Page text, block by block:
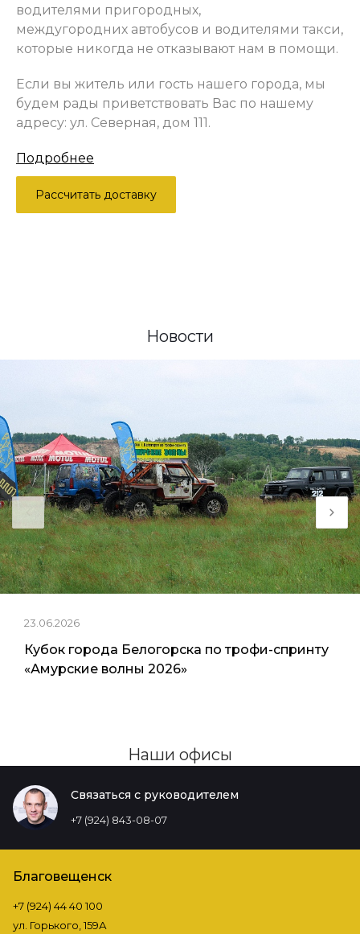
водителями пригородных,
междугородних автобусов и водителями такси,
которые никогда не отказывают нам в помощи.
Если вы житель или гость нашего города, мы
будем рады приветствовать Вас по нашему
адресу: ул. Северная, дом 111.
Подробнее
Рассчитать доставку
Новости
23.06.2026
Кубок города Белогорска по трофи-спринту
«Амурские волны 2026»
Наши офисы
Связаться с руководителем
+7 (924) 843-08-07
Благовещенск
+7 (924) 44 40 100
ул. Горького, 159А